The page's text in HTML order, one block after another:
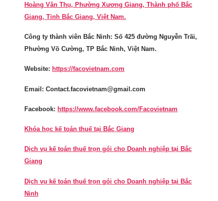
Hoàng Văn Thụ, Phường Xương Giang, Thành phố Bắc
Giang, Tỉnh Bắc Giang, Việt Nam.
Công ty thành viên Bắc Ninh: Số 425 đường Nguyễn Trãi,
Phường Võ Cường, TP Bắc Ninh, Việt Nam.
Website: https://facovietnam.com
Email: Contact.facovietnam@gmail.com
Facebook: https://www.facebook.com/Facovietnam
Khóa học kế toán thuế tại Bắc Giang
Dịch vụ kế toán thuế trọn gói cho Doanh nghiệp tại Bắc
Giang
Dịch vụ kế toán thuế trọn gói cho Doanh nghiệp tại Bắc
Ninh